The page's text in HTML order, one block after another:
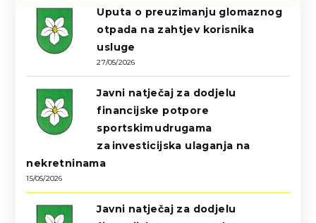
Uputa o preuzimanju glomaznog
otpada na zahtjev korisnika
usluge
27/05/2026
Javni natječaj za dodjelu
financijske potpore
sportskim udrugama
za investicijska ulaganja na
nekretninama
15/05/2026
Javni natječaj za dodjelu